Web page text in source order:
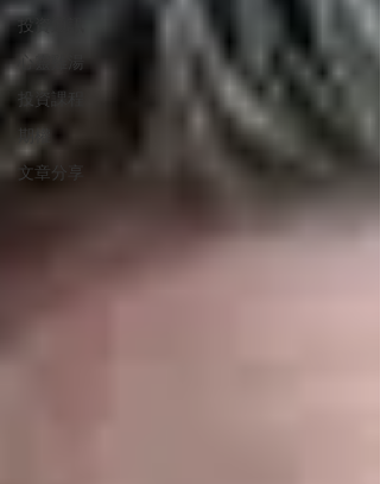
投資通訊
心靈雞湯
投資課程
期權
文章分享